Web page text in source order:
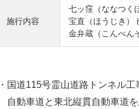
施行内容
七ッ窪（ななつく
宝直（ほうじき）
金弁蔵（こんべん
国道115号霊山道路トンネル
自動車道と東北縦貫自動車道